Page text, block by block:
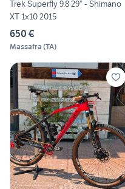
Trek Superfly 9.8 29” - Shimano
XT 1x10 2015
650 €
Massafra (TA)